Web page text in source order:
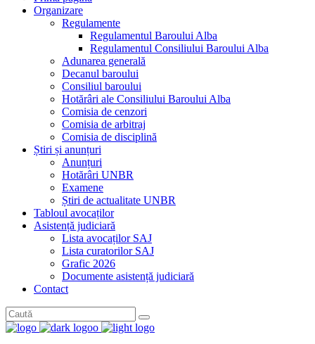
Organizare
Regulamente
Regulamentul Baroului Alba
Regulamentul Consiliului Baroului Alba
Adunarea generală
Decanul baroului
Consiliul baroului
Hotărâri ale Consiliului Baroului Alba
Comisia de cenzori
Comisia de arbitraj
Comisia de disciplină
Știri și anunțuri
Anunțuri
Hotărâri UNBR
Examene
Știri de actualitate UNBR
Tabloul avocaților
Asistență judiciară
Lista avocaților SAJ
Lista curatorilor SAJ
Grafic 2026
Documente asistență judiciară
Contact